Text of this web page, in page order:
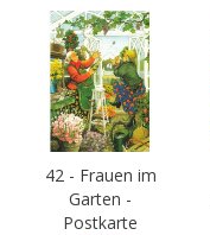
42 - Frauen im
Garten -
Postkarte